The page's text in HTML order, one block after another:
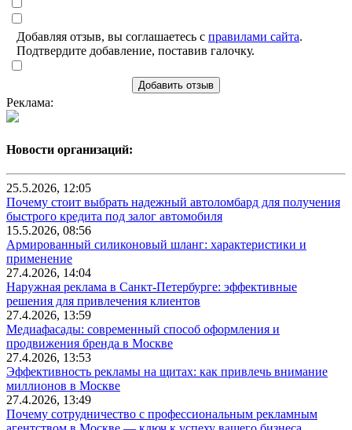
Добавляя отзыв, вы соглашаетесь с правилами сайта.
Подтвердите добавление, поставив галочку.
Добавить отзыв
Реклама:
Новости организаций:
25.5.2026, 12:05
Почему стоит выбрать надежный автоломбард для получения
быстрого кредита под залог автомобиля
15.5.2026, 08:56
Армированный силиконовый шланг: характеристики и
применение
27.4.2026, 14:04
Наружная реклама в Санкт-Петербурге: эффективные
решения для привлечения клиентов
27.4.2026, 13:59
Медиафасады: современный способ оформления и
продвижения бренда в Москве
27.4.2026, 13:53
Эффективность рекламы на щитах: как привлечь внимание
миллионов в Москве
27.4.2026, 13:49
Почему сотрудничество с профессиональным рекламным